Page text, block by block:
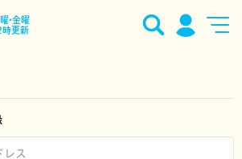
•金曜
時更新